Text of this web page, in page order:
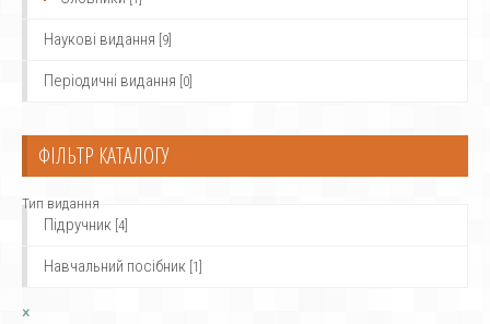
Наукові видання [9]
Періодичні видання [0]
ФІЛЬТР КАТАЛОГУ
Тип видання
Підручник [4]
Навчальний посібник [1]
×